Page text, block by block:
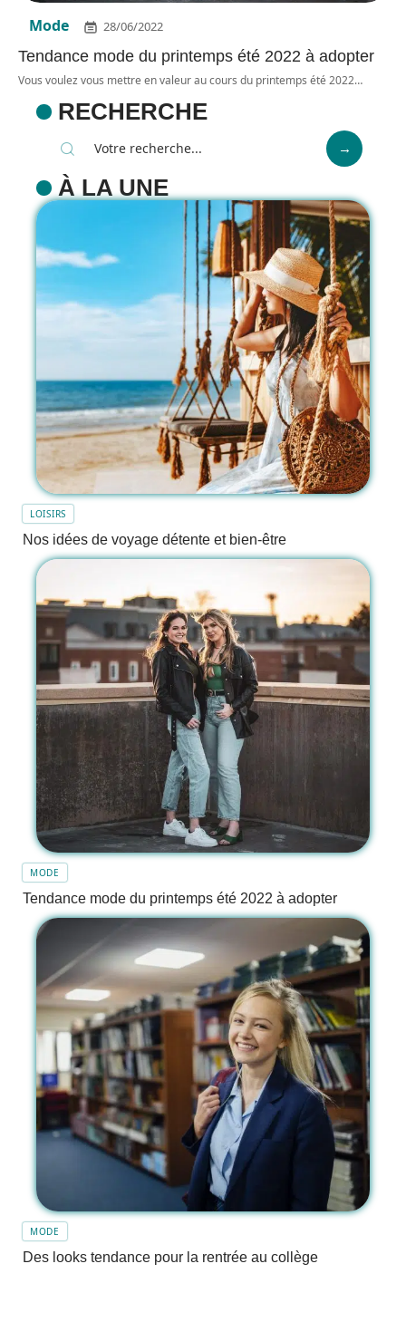
Mode 28/06/2022
Tendance mode du printemps été 2022 à adopter
Vous voulez vous mettre en valeur au cours du printemps été 2022…
RECHERCHE
À LA UNE
LOISIRS
Nos idées de voyage détente et bien-être
MODE
Tendance mode du printemps été 2022 à adopter
MODE
Des looks tendance pour la rentrée au collège